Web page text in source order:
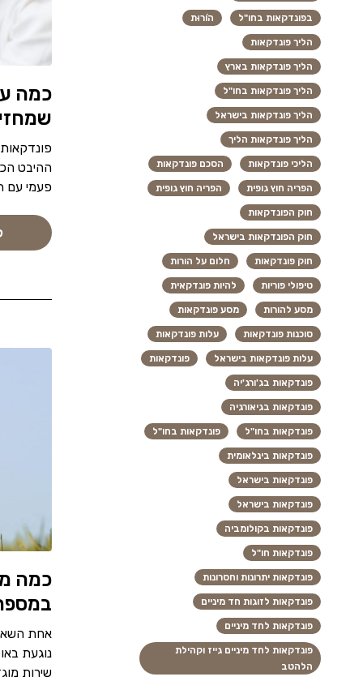
כמה
ההיבט
פעמי עם
כמה
אחת
נוגעת
שירות
בפונדקאות בחו"ל הוֹרוּת
הליך פונדקאות
הליך פונדקאות בארץ
הליך פונדקאות בחו"ל
הליך פונדקאות בישראל
הליך פונדקאות הליך
הליכי פונדקאות הסכם פונדקאות
הפריה חוץ גופית הפריה חוץ גופית
חוק הפונדקאות
חוק הפונדקאות בישראל
חוק פונדקאות חלום על הורות
טיפולי פוריות להיות פונדקאית
מסע להורות מסע פונדקאות
סוכנות פונדקאות עלות פונדקאות
עלות פונדקאות בישראל פונדקאות
פונדקאות בג'ורג'יה
פונדקאות בגיאורגיה
פונדקאות בחו"ל פונדקאות בחו"ל
פונדקאות בינלאומית
פונדקאות בישראל
פונדקאות בישראל
פונדקאות בקולומביה
פונדקאות חו"ל
פונדקאות יתרונות וחסרונות
פונדקאות לזוגות חד מיניים
פונדקאות לחד מיניים
פונדקאות לחד מיניים גייז וקהילת
הלהטב